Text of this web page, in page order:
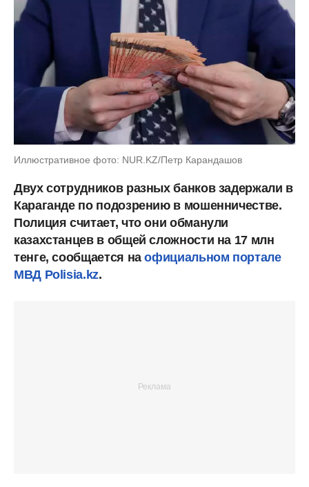
Иллюстративное фото: NUR.KZ/Петр Карандашов
Двух сотрудников разных банков задержали в
Караганде по подозрению в мошенничестве.
Полиция считает, что они обманули
казахстанцев в общей сложности на 17 млн
тенге, сообщается наофициальном портале
МВД Polisia.kz.